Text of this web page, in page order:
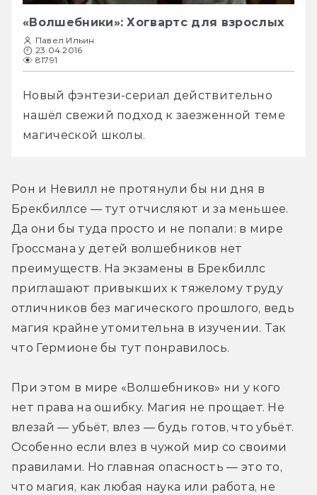
«Волшебники»: Хогвартс для взрослых
Павел Ильин
23.04.2016
81791
Новый фэнтези-сериал действительно
нашёл свежий подход к заезженной теме
магической школы.
Рон и Невилл не протянули бы ни дня в
Брекбиллсе — тут отчисляют и за меньшее.
Да они бы туда просто и не попали: в мире
Гроссмана у детей волшебников нет
преимуществ. На экзамены в Брекбиллс
приглашают привыкших к тяжелому труду
отличников без магического прошлого, ведь
магия крайне утомительна в изучении. Так
что Гермионе бы тут понравилось.
При этом в мире «Волшебников» ни у кого
нет права на ошибку. Магия не прощает. Не
влезай — убьёт, влез — будь готов, что убьёт.
Особенно если влез в чужой мир со своими
правилами. Но главная опасность — это то,
что магия, как любая наука или работа, не